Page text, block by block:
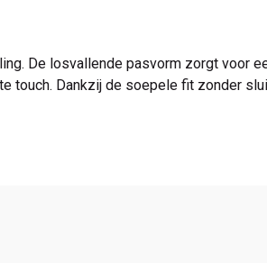
De losvallende pasvorm zorgt voor
touch. Dankzij de soepele fit zonder